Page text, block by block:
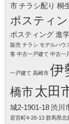
市チラシ配り 桐
ポスティ
ポスティング 進
販売 チラシ モデルハウ
客 中古一戸建て 中古一
一戸建て 高崎市 伊
橋市太田
城2-1901-18渋川
若宮町4-26-13 群馬県北